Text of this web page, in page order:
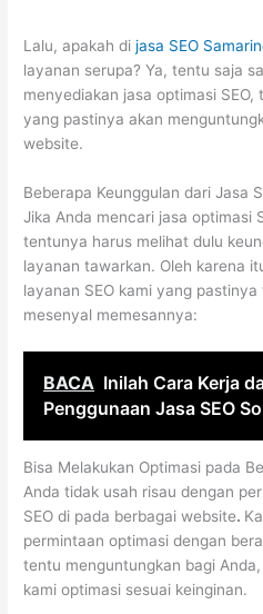
Lalu, apakah dijasa SEO
layanan serupa? Ya, tentu saja
menyediakan jasa optimasi
yang pastinya akan
website.
Beberapa Keunggulan dari Jasa
Jika Anda mencari jasa optimasi
tentunya harus melihat dulu
layanan tawarkan. Oleh karena
layanan SEO kami yang
mesenyal memesannya:
BACA Inilah Cara Kerja
Penggunaan Jasa SEO
Bisa Melakukan Optimasi pada
Anda tidak usah risau dengan
SEO di pada berbagai website.
permintaan optimasi dengan
tentu menguntungkan bagi
kami optimasi sesuai keinginan.